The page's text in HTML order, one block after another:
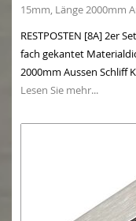
15mm, Länge 2000mm
RESTPOSTEN [8A] 2er
fach gekantet
2000mm Aussen Schliff
Lesen Sie mehr...